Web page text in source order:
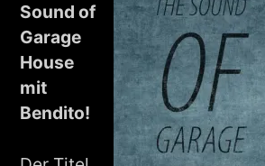
Sound of
Garage
House
mit
Bendito!